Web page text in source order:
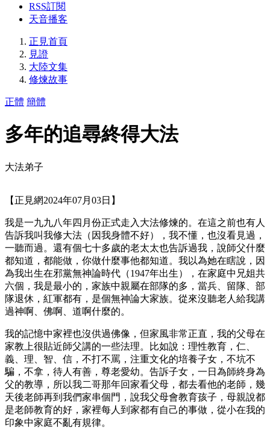
RSS訂閱
天音播客
正見首頁
見證
大陸文集
修煉故事
正體 簡體
多年的追尋終得大法
大法弟子
【正見網2024年07月03日】
我是一九九八年四月份正式走入大法修煉的。在這之前也有人
告訴我叫我修大法（因我身體不好），我不懂，也沒看見過，
一聽而過。還有個七十多歲的老太太也告訴過我，說師父什麼
都知道，都能做，你做什麼事他都知道。我以為她在瞎說，因
為我出生在邪黨無神論時代（1947年出生），在家庭中兄姐共
六個，我是最小的，家族中親屬在部隊的多，當兵、留隊、部
隊退休，紅軍都有，是個無神論大家族。從來沒聽老人給我講
過神啊、佛啊、道啊什麼的。
我的記憶中家裡也沒供過佛像，但家風非常正直，我的父母在
家教上很貼近師父講的一些法理。比如說：理性教育，仁、
義、理、智、信，不打不罵，注重文化的培養子女，不坑不
騙，不拿，待人有善，尊老愛幼。告訴子女，一日為師終身為
父的教導，所以我二哥那年回家看父母，都去看他的老師，幾
天後老師再到我們家串個門，說我父母會教育孩子，母親說都
是老師教育的好，家裡每人到家都有自己的事做，從小在我的
印象中家庭不亂有規律。